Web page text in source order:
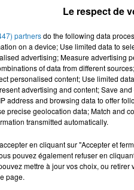
été autorisée par la
soutenir le peuple
antisionistes orthodoxes,
Complice' ou encore
trouble. Contrairement à
ne sont pas des
ont pu remarquer Elizabeth
attroupement s'est fait
a continué son
Le respect de
partnersdo the following data
on a device; Use limited data to
advertising; Measure advertising
of data from different
personalised content; Use limited
advertising and content; Save
address and browsing data to offer
precise geolocation data; Match and
transmitted automatically.
en cliquant sur "Accepter et
pouvez également refuser en
mettre à jour vos choix, ou
page.